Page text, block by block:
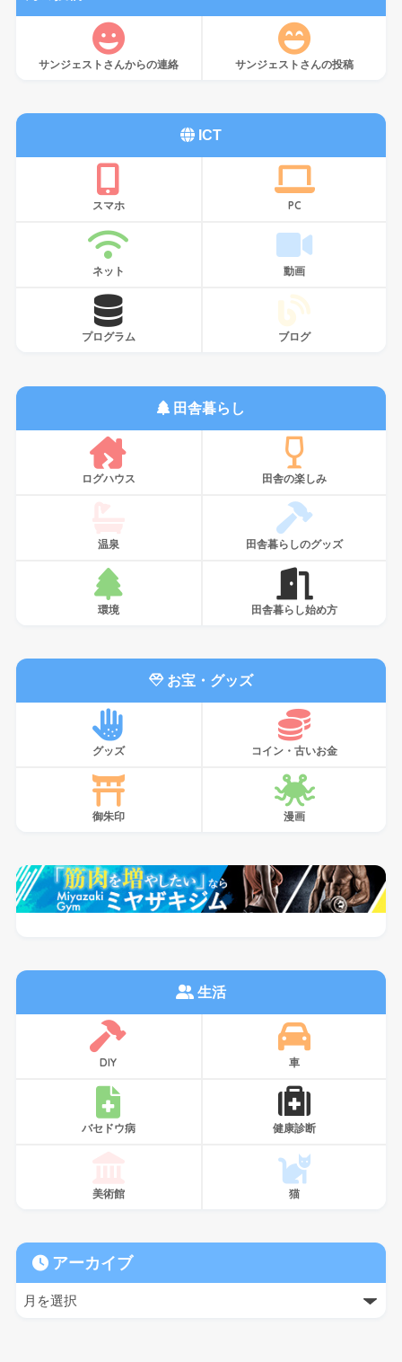
サンジェストさんからの連絡 サンジェストさんの投稿
ICT
スマホ PC
ネット 動画
プログラム ブログ
田舎暮らし
ログハウス 田舎の楽しみ
温泉 田舎暮らしのグッズ
環境 田舎暮らし始め方
お宝・グッズ
グッズ コイン・古いお金
御朱印 漫画
生活
DIY 車
バセドウ病 健康診断
美術館 猫
アーカイブ